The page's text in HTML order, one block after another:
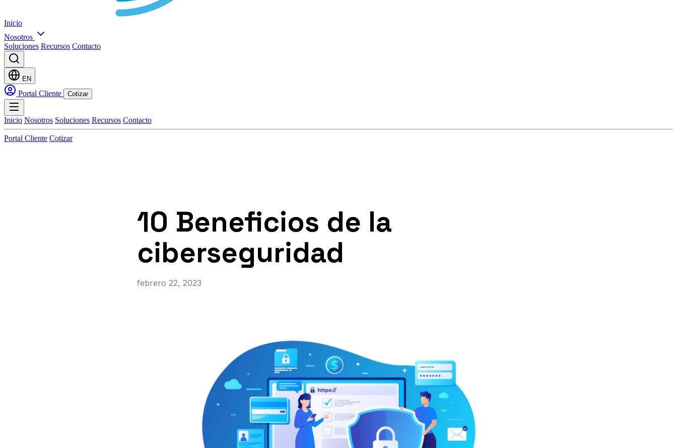
Inicio
Nosotros
Soluciones Recursos Contacto
EN
Portal Cliente Cotizar
Inicio Nosotros Soluciones Recursos Contacto
Portal Cliente Cotizar
10 Beneficios de la
ciberseguridad
febrero 22, 2023